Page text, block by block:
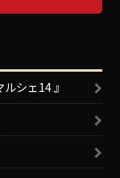
シェ14 』